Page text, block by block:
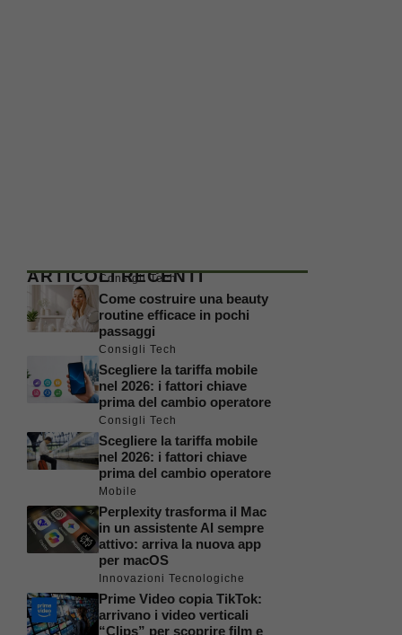
ARTICOLI RECENTI
Consigli Tech
Come costruire una beauty
routine efficace in pochi
passaggi
Consigli Tech
Scegliere la tariffa mobile
nel 2026: i fattori chiave
prima del cambio operatore
Consigli Tech
Scegliere la tariffa mobile
nel 2026: i fattori chiave
prima del cambio operatore
Mobile
Perplexity trasforma il Mac
in un assistente AI sempre
attivo: arriva la nuova app
per macOS
Innovazioni Tecnologiche
Prime Video copia TikTok:
arrivano i video verticali
“Clips” per scoprire film e